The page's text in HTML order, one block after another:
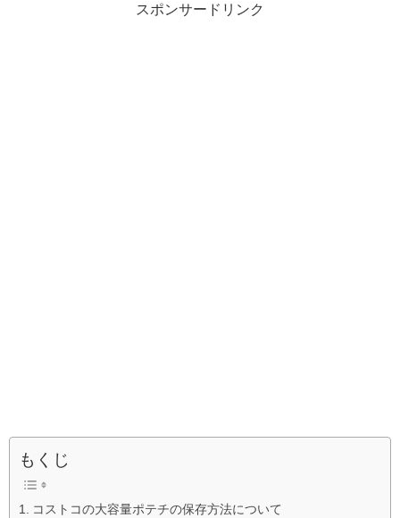
スポンサードリンク
もくじ
コストコの大容量ポテチの保存方法について